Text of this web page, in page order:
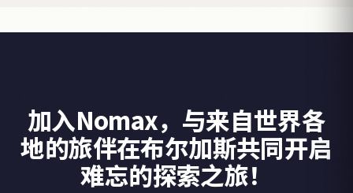
加入Nomax，与来自世界各
地的旅伴在布尔加斯共同开启
难忘的探索之旅！